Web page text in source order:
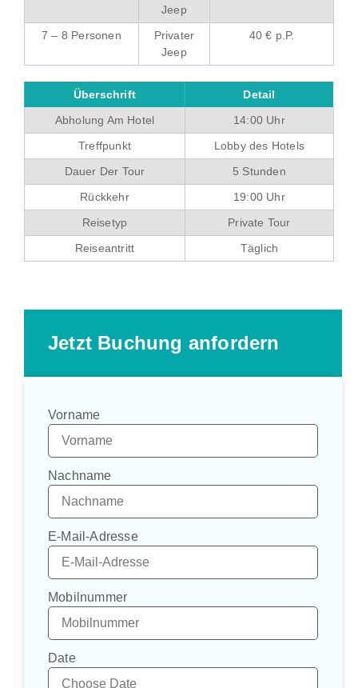
Jeep
7 – 8 Personen
Privater
Jeep
40 € p.P.
Überschrift
Detail
Abholung Am Hotel
14:00 Uhr
Treffpunkt
Lobby des Hotels
Dauer Der Tour
5 Stunden
Rückkehr
19:00 Uhr
Reisetyp
Private Tour
Reiseantritt
Täglich
Jetzt Buchung anfordern
Vorname
Nachname
E-Mail-Adresse
Mobilnummer
Date